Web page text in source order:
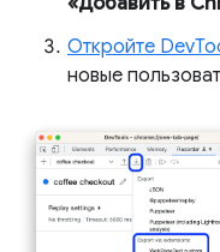
Откройте
новые